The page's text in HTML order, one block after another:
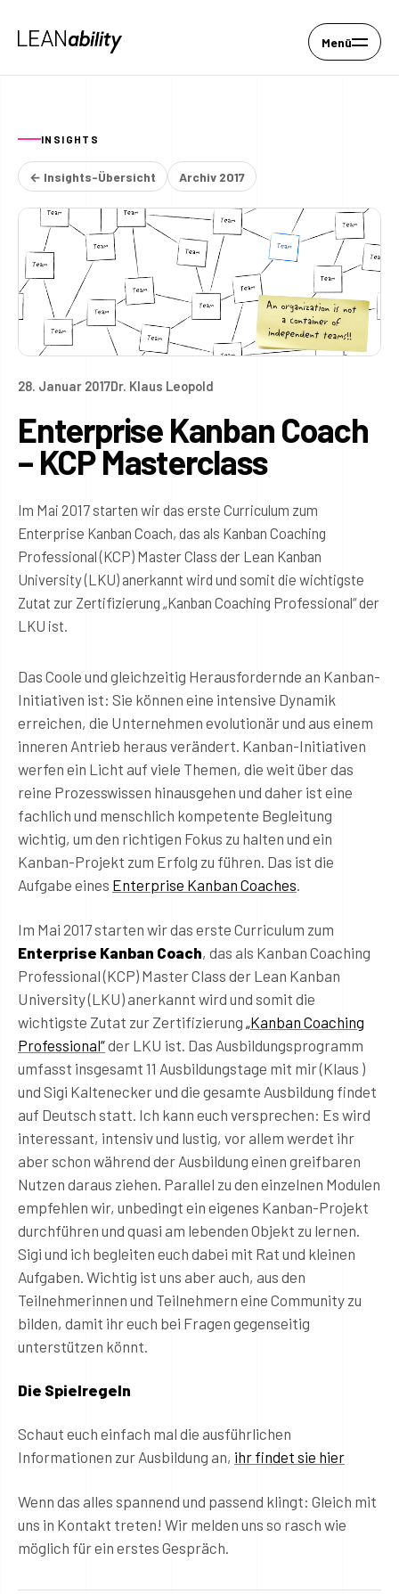
Menü
INSIGHTS
← Insights-Übersicht Archiv 2017
28. Januar 2017Dr. Klaus Leopold
Enterprise Kanban Coach
– KCP Masterclass
Im Mai 2017 starten wir das erste Curriculum zum
Enterprise Kanban Coach, das als Kanban Coaching
Professional (KCP) Master Class der Lean Kanban
University (LKU) anerkannt wird und somit die wichtigste
Zutat zur Zertifizierung „Kanban Coaching Professional“ der
LKU ist.
Das Coole und gleichzeitig Herausfordernde an Kanban-
Initiativen ist: Sie können eine intensive Dynamik
erreichen, die Unternehmen evolutionär und aus einem
inneren Antrieb heraus verändert. Kanban-Initiativen
werfen ein Licht auf viele Themen, die weit über das
reine Prozesswissen hinausgehen und daher ist eine
fachlich und menschlich kompetente Begleitung
wichtig, um den richtigen Fokus zu halten und ein
Kanban-Projekt zum Erfolg zu führen. Das ist die
Aufgabe eines Enterprise Kanban Coaches.
Im Mai 2017 starten wir das erste Curriculum zum
Enterprise Kanban Coach, das als Kanban Coaching
Professional (KCP) Master Class der Lean Kanban
University (LKU) anerkannt wird und somit die
wichtigste Zutat zur Zertifizierung „Kanban Coaching
Professional“der LKU ist. Das Ausbildungsprogramm
umfasst insgesamt 11 Ausbildungstage mit mir (Klaus )
und Sigi Kaltenecker und die gesamte Ausbildung findet
auf Deutsch statt. Ich kann euch versprechen: Es wird
interessant, intensiv und lustig, vor allem werdet ihr
aber schon während der Ausbildung einen greifbaren
Nutzen daraus ziehen. Parallel zu den einzelnen Modulen
empfehlen wir, unbedingt ein eigenes Kanban-Projekt
durchführen und quasi am lebenden Objekt zu lernen.
Sigi und ich begleiten euch dabei mit Rat und kleinen
Aufgaben. Wichtig ist uns aber auch, aus den
Teilnehmerinnen und Teilnehmern eine Community zu
bilden, damit ihr euch bei Fragen gegenseitig
unterstützen könnt.
Die Spielregeln
Schaut euch einfach mal die ausführlichen
Informationen zur Ausbildung an, ihr findet sie hier
Wenn das alles spannend und passend klingt: Gleich mit
uns in Kontakt treten! Wir melden uns so rasch wie
möglich für ein erstes Gespräch.